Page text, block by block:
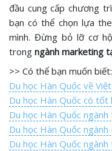
đầu cung cấp chương
bạn có thể chọn lựa
mình. Đừng bỏ lỡ cơ
trong ngành marketing
>> Có thể bạn muốn biết:
Du học Hàn Quốc về
Du học Hàn Quốc có tốt
Du học Hàn Quốc
Du học Hàn Quốc
Du học Hàn Quốc